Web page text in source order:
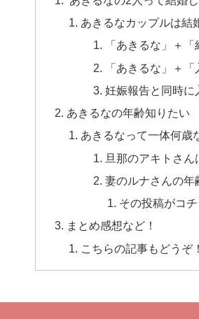
あきるなカップルは結
「あきるな」＋
「あきるな」＋
妊娠報告と同時
あきるなの年齢知りたい
あきるなって一体何歳
旦那のアキトさ
妻のルナさんの年
その投稿がコ
まとめ感想など！
こちらの記事もどうぞ